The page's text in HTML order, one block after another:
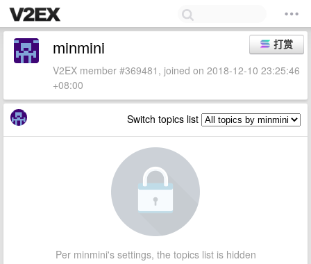
打赏
minmini
V2EX member #369481, joined on 2018-12-10 23:25:46
+08:00
Switch topics list
Per minmini's settings, the topics list is hidden